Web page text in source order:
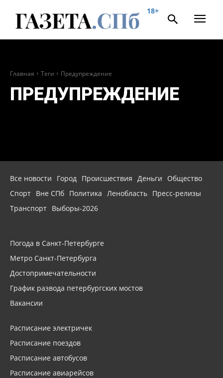
18+
Главная Теги Предупреждение
ПРЕДУПРЕЖДЕНИЕ
Все новости Город Происшествия Деньги
Общество
Спорт Вне СПб Политика Ленобласть Пресс-релизы
Транспорт Выборы-2026
Погода в Санкт-Петербурге
Метро Санкт-Петербурга
Достопримечательности
График развода петербургских мостов
Вакансии
Расписание электричек
Расписание поездов
Расписание автобусов
Расписание авиарейсов